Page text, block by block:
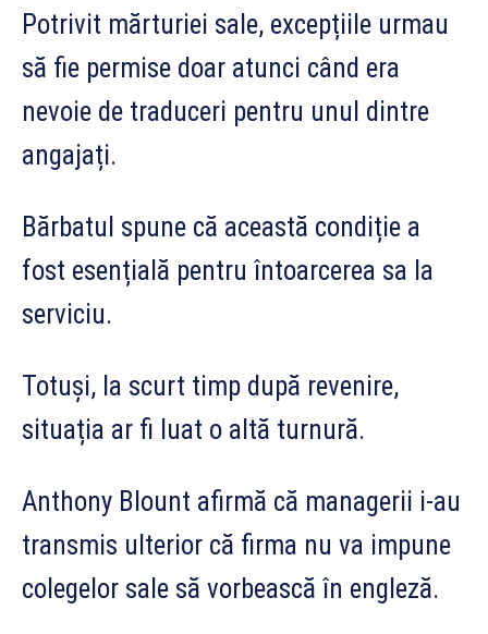
Potrivit mărturiei sale, excepțiile urmau
să fie permise doar atunci când era
nevoie de traduceri pentru unul dintre
angajați.
Bărbatul spune că această condiție a
fost esențială pentru întoarcerea sa la
serviciu.
Totuși, la scurt timp după revenire,
situația ar fi luat o altă turnură.
Anthony Blount afirmă că managerii i-au
transmis ulterior că firma nu va impune
colegelor sale să vorbească în engleză.